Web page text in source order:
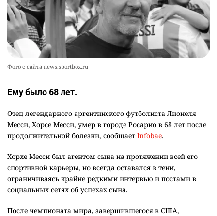
Фото с сайта news.sportbox.ru
Ему было 68 лет.
Отец легендарного аргентинского футболиста Лионеля
Месси, Хорсе Месси, умер в городе Росарио в 68 лет после
продолжительной болезни, сообщает Infobae.
Хорхе Месси был агентом сына на протяжении всей его
спортивной карьеры, но всегда оставался в тени,
ограничиваясь крайне редкими интервью и постами в
социальных сетях об успехах сына.
После чемпионата мира, завершившегося в США,